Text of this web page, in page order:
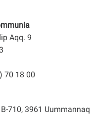
Aqq. 9
70 18 00
710, 3961 Uummannaq